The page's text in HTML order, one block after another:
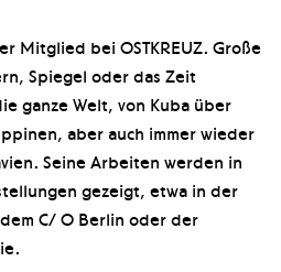
Mitglied bei OSTKREUZ. Große
Spiegel oder das Zeit
ganze Welt, von Kuba über
aber auch immer wieder
Seine Arbeiten werden in
gezeigt, etwa in der
C/ O Berlin oder der